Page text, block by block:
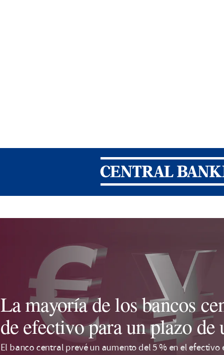
Central Banking
La mayoría de los bancos
de efectivo para un plazo de
El banco central prevé un aumento del 5 % en el efectivo